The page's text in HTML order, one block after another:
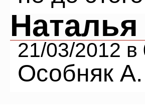
Наталья
21/03/2012 в
Особняк